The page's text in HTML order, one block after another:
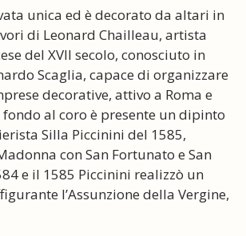
unica ed è decorato da altari in
di Leonard Chailleau, artista
del XVII secolo, conosciuto in
Scaglia, capace di organizzare
decorative, attivo a Roma e
fondo al coro è presente un dipinto
Silla Piccinini del 1585,
con San Fortunato e San
e il 1585 Piccinini realizzò un
l’Assunzione della Vergine,